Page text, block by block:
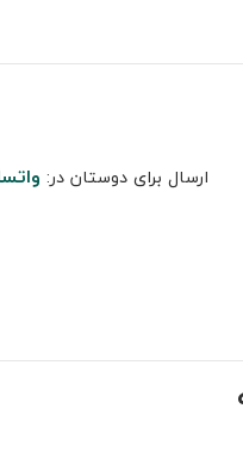
ارسال برای دوستان در: